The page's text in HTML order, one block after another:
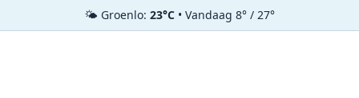
🌤️ Groenlo: 23°C • Vandaag 8° / 27°